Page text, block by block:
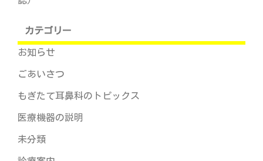
カテゴリー
お知らせ
ごあいさつ
もぎたて耳鼻科のトピックス
医療機器の説明
未分類